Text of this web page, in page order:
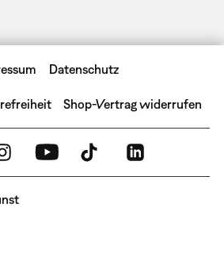
Datenschutz
Shop-Vertrag widerrufen